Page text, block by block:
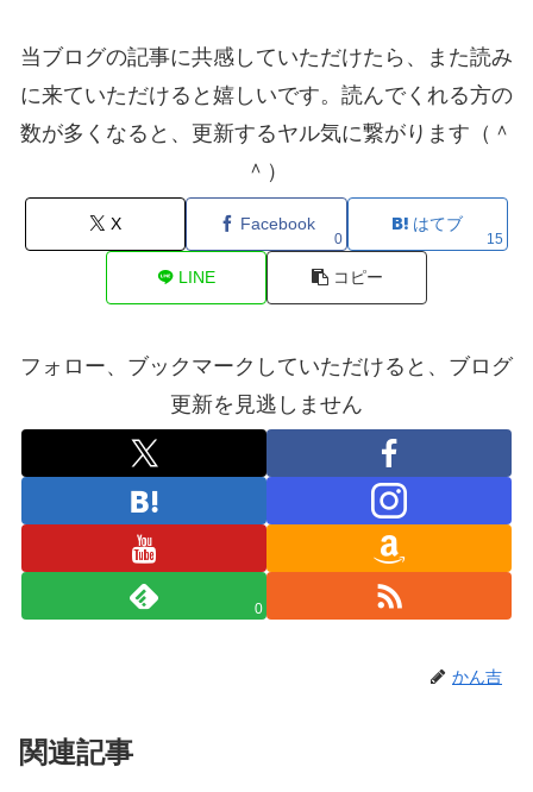
当ブログの記事に共感していただけたら、また読み
に来ていただけると嬉しいです。読んでくれる方の
数が多くなると、更新するヤル気に繋がります（＾
＾）
X Facebook
0
はてブ
15
LINE コピー
フォロー、ブックマークしていただけると、ブログ
更新を見逃しません
0
かん吉
関連記事